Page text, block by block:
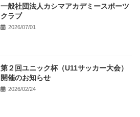
一般社団法人カシマアカデミースポーツ
クラブ
2026/07/01
第２回ユニック杯（U11サッカー大会）
開催のお知らせ
2026/02/24